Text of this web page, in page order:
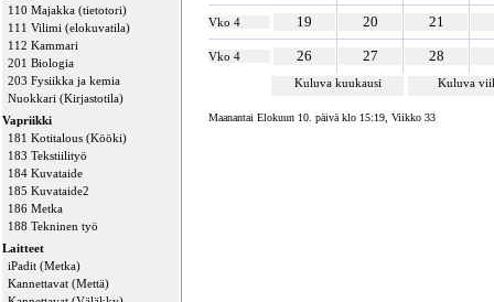
110 Majakka (tietotori)
111 Vilimi (elokuvatila)
112 Kammari
201 Biologia
203 Fysiikka ja kemia
Nuokkari (Kirjastotila)
Vapriikki
181 Kotitalous (Kööki)
183 Tekstiilityö
184 Kuvataide
185 Kuvataide2
186 Metka
188 Tekninen työ
Laitteet
iPadit (Metka)
Kannettavat (Mettä)
Vko 4 19 20 21
Vko 4 26 27 28
Kuluva kuukausi Kuluva
Maanantai Elokuun 10. päivä klo 15:19, Viikko 33